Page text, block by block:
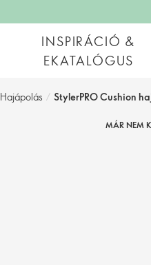
INSPIRÁCIÓ &
EKATALÓGUS
Hajápolás / StylerPRO Cushion
MÁR NEM